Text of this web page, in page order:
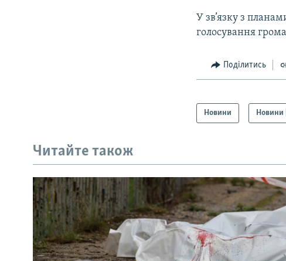
У зв’язку з
голосування
Поділитись
Новини Новини
Читайте також